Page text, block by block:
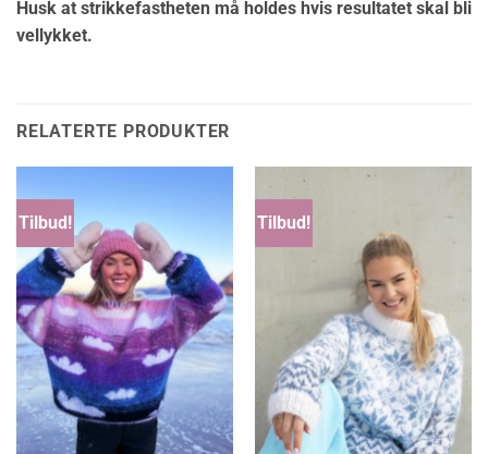
Husk at strikkefastheten må holdes hvis resultatet skal bli
vellykket.
RELATERTE PRODUKTER
Tilbud! Tilbud!